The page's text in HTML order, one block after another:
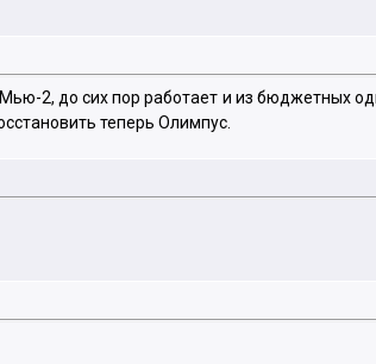
2, до сих пор работает и из бюджетных
теперь Олимпус.